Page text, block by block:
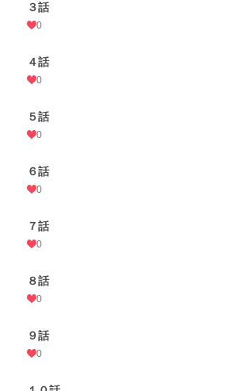
３話
0
４話
0
５話
0
６話
0
７話
0
８話
0
９話
0